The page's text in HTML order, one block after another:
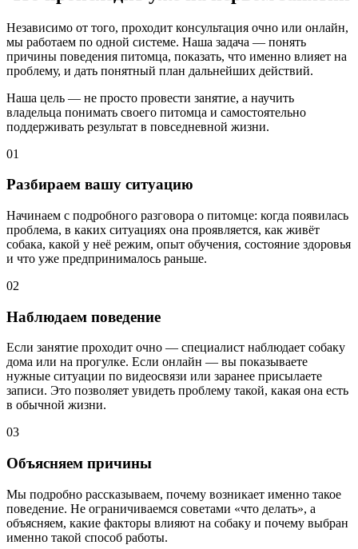
Независимо от того, проходит консультация очно или онлайн,
мы работаем по одной системе. Наша задача — понять
причины поведения питомца, показать, что именно влияет на
проблему, и дать понятный план дальнейших действий.
Наша цель — не просто провести занятие, а научить
владельца понимать своего питомца и самостоятельно
поддерживать результат в повседневной жизни.
01
Разбираем вашу ситуацию
Начинаем с подробного разговора о питомце: когда появилась
проблема, в каких ситуациях она проявляется, как живёт
собака, какой у неё режим, опыт обучения, состояние здоровья
и что уже предпринималось раньше.
02
Наблюдаем поведение
Если занятие проходит очно — специалист наблюдает собаку
дома или на прогулке. Если онлайн — вы показываете
нужные ситуации по видеосвязи или заранее присылаете
записи. Это позволяет увидеть проблему такой, какая она есть
в обычной жизни.
03
Объясняем причины
Мы подробно рассказываем, почему возникает именно такое
поведение. Не ограничиваемся советами «что делать», а
объясняем, какие факторы влияют на собаку и почему выбран
именно такой способ работы.